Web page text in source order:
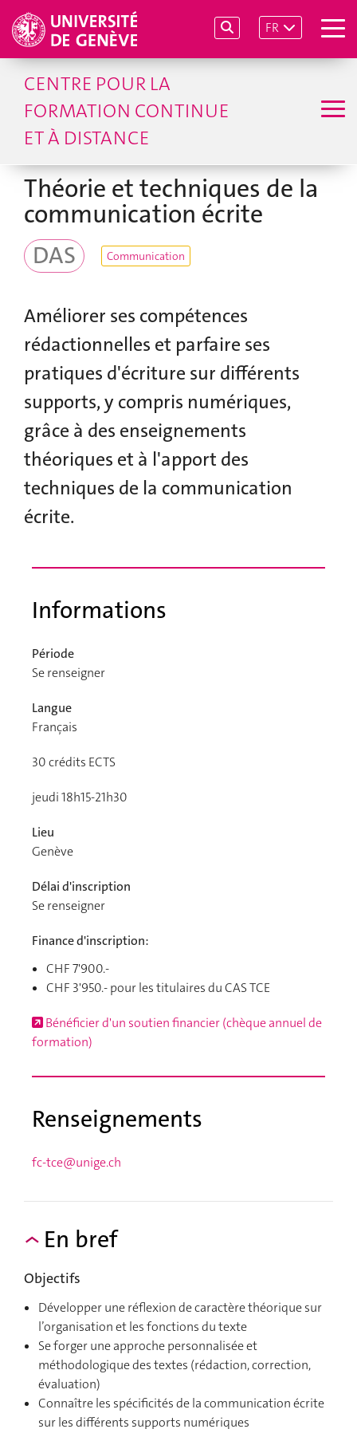
FR
CENTRE POUR LA
FORMATION CONTINUE
ET À DISTANCE
Théorie et techniques de la
communication écrite
DAS Communication
Améliorer ses compétences
rédactionnelles et parfaire ses
pratiques d'écriture sur différents
supports, y compris numériques,
grâce à des enseignements
théoriques et à l'apport des
techniques de la communication
écrite.
Informations
Période
Se renseigner
Langue
Français
30crédits ECTS
jeudi 18h15-21h30
Lieu
Genève
Délai d'inscription
Se renseigner
Finance d'inscription:
CHF 7'900.-
CHF 3'950.- pour les titulaires du CAS TCE
Bénéficier d'un soutien financier (chèque annuel de
formation)
Renseignements
fc-tce@unige.ch
En bref
Objectifs
Développer une réflexion de caractère théorique sur
l’organisation et les fonctions du texte
Se forger une approche personnalisée et
méthodologique des textes (rédaction, correction,
évaluation)
Connaître les spécificités de la communication écrite
sur les différents supports numériques